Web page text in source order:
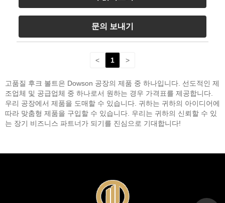
문의 보내기
< 1 >
고품질 후크 볼트은 Dowson 공장의 제품 중 하나입니다. 선도적인 제
조업체 및 공급업체 중 하나로서 원하는 경우 가격표를 제공합니다.
우리 공장에서 제품을 도매할 수 있습니다. 귀하는 귀하의 아이디어에
따라 맞춤형 제품을 구입할 수 있습니다. 우리는 귀하의 신뢰할 수 있
는 장기 비즈니스 파트너가 되기를 진심으로 기대합니다!